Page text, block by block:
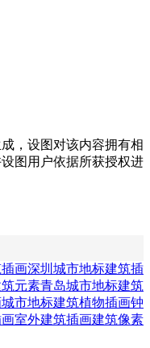
，设图对该内容拥有相
图用户依据所获授权进
画深圳城市地标建筑插
元素青岛城市地标建筑
城市地标建筑植物插画钟
室外建筑插画建筑像素